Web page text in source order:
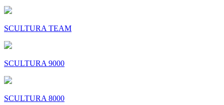
SCULTURA TEAM
SCULTURA 9000
SCULTURA 8000